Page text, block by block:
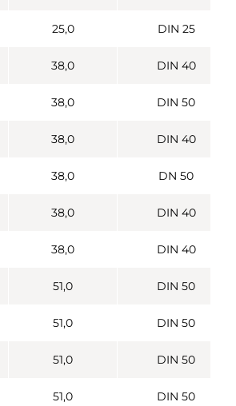
25,0 DIN 25
38,0 DIN 40
38,0 DIN 50
38,0 DIN 40
38,0 DN 50
38,0 DIN 40
38,0 DIN 40
51,0 DIN 50
51,0 DIN 50
51,0 DIN 50
51,0 DIN 50